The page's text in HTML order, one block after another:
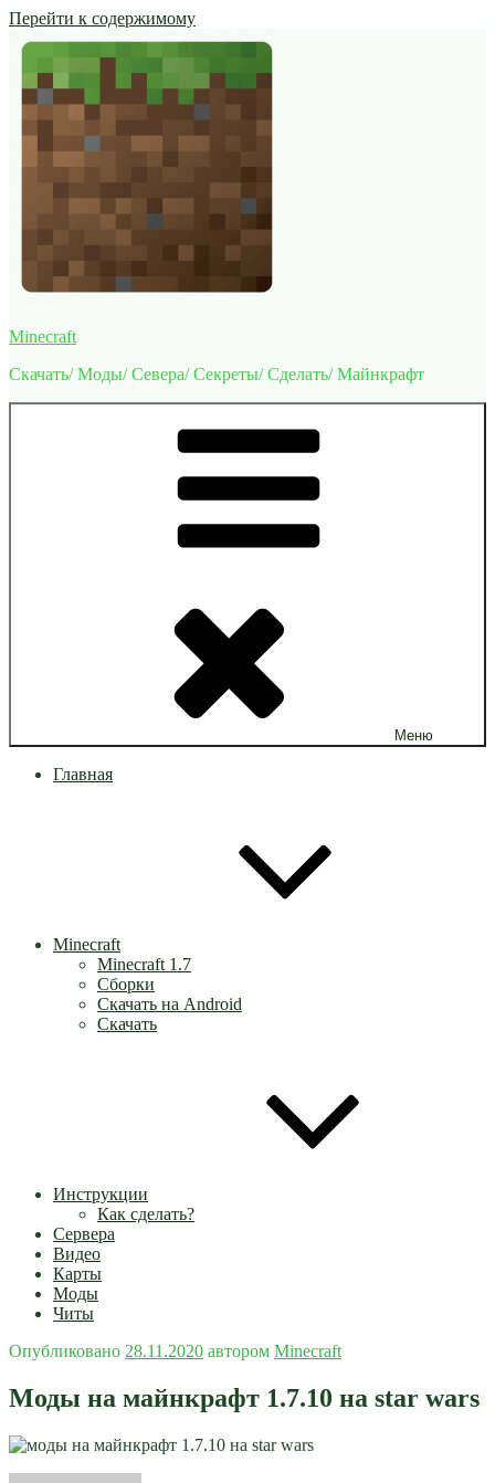
Перейти к содержимому
Minecraft
Скачать/ Моды/ Севера/ Секреты/ Сделать/ Майнкрафт
Меню
Главная
Minecraft
Minecraft 1.7
Сборки
Скачать на Android
Скачать
Инструкции
Как сделать?
Сервера
Видео
Карты
Моды
Читы
Опубликовано 28.11.2020 автором Minecraft
Моды на майнкрафт 1.7.10 на star wars